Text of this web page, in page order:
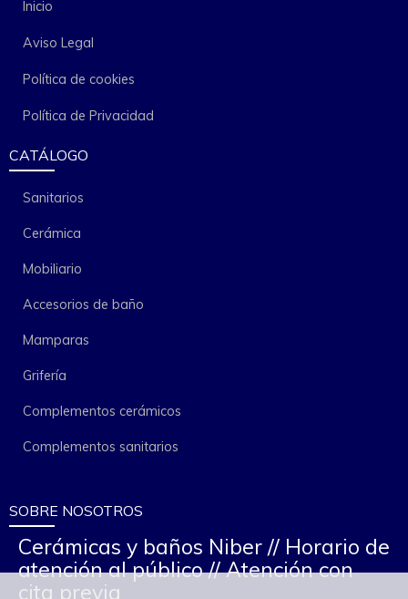
Inicio
Aviso Legal
Política de cookies
Política de Privacidad
CATÁLOGO
Sanitarios
Cerámica
Mobiliario
Accesorios de baño
Mamparas
Grifería
Complementos cerámicos
Complementos sanitarios
SOBRE NOSOTROS
Cerámicas y baños Niber // Horario de
atención al público // Atención con
cita previa